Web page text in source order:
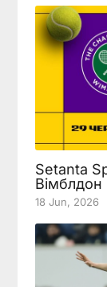
Setanta
Вімблдон
18 Jun, 2026